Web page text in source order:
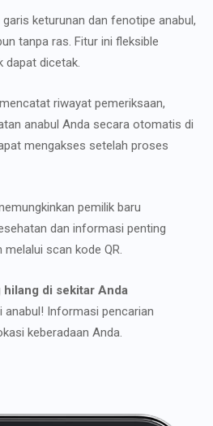
keturunan dan fenotipe anabul,
tanpa ras. Fitur ini fleksible
dapat dicetak.
riwayat pemeriksaan,
anabul Anda secara otomatis di
mengakses setelah proses
pemilik baru
dan informasi penting
scan kode QR.
hilang di sekitar Anda
anabul! Informasi pencarian
keberadaan Anda.